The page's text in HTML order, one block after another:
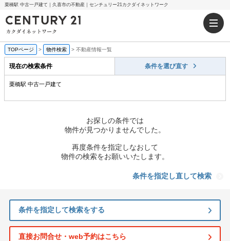
栗橋駅 中古一戸建て｜久喜市の不動産｜センチュリー21カクダイネットワーク
TOPページ > 物件検索 > 不動産情報一覧
現在の検索条件 条件を選び直す
栗橋駅 中古一戸建て
お探しの条件では
物件が見つかりませんでした。
再度条件を指定しなおして
物件の検索をお願いいたします。
条件を指定し直して検索
条件を指定して検索をする
直接お問合せ・web予約はこちら